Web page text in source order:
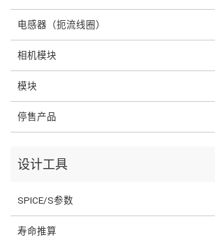
电感器（扼流线圈）
相机模块
模块
停售产品
设计工具
SPICE/S参数
寿命推算